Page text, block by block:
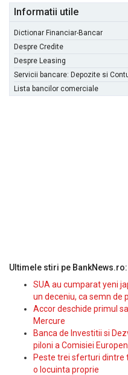
Informatii utile
Dictionar Financiar-Bancar
Despre Credite
Despre Leasing
Servicii bancare: Depozite si
Lista bancilor comerciale
Ultimele stiri pe BankNews.ro:
SUA au cumparat yeni
un deceniu, ca semn de
Accor deschide primul
Mercure
Banca de Investitii si
piloni a Comisiei
Peste trei sferturi dintre
o locuinta proprie